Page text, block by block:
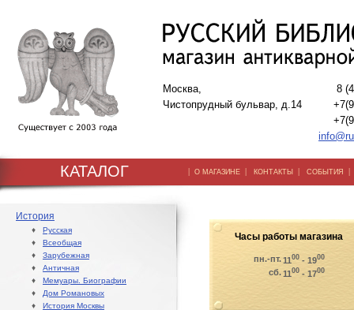
Москва,
Чистопрудный бульвар, д.14
8
КАТАЛОГ | О МАГАЗИНЕ | КОНТАКТЫ | СОБЫТИЯ
История
♦ Русская
♦ Всеобщая
♦ Зарубежная
♦ Античная
♦ Мемуары. Биографии
♦ Дом Романовых
♦ История Москвы
Часы работы магазина
пн.-пт.1100 - 1900
сб.1100 - 1700